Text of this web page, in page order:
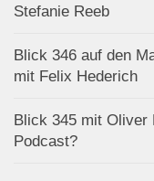
Stefanie Reeb
Blick 346 auf den
mit Felix Hederich
Blick 345 mit Oliver
Podcast?